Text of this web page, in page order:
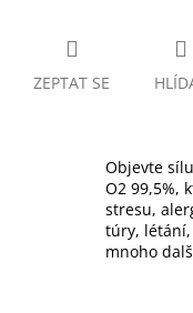
ZEPTAT SE
Objevte
O2 99,5%,
stresu,
túry,
mnoho